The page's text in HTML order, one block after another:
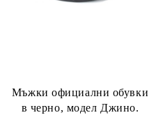
Мъжки официални обувки
в черно, модел Джино.